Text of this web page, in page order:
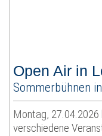
Open Air in
Sommerbühnen
Montag,
verschiedene